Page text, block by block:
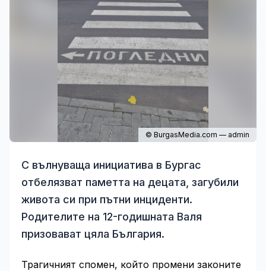
© BurgasMedia.com — admin
С вълнуваща инициатива в Бургас
отбелязват паметта на децата, загубили
живота си при пътни инциденти.
Родителите на 12-годишната Валя
призовават цяла България.
Трагичният спомен, който промени законите